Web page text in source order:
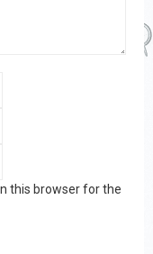
this browser for the